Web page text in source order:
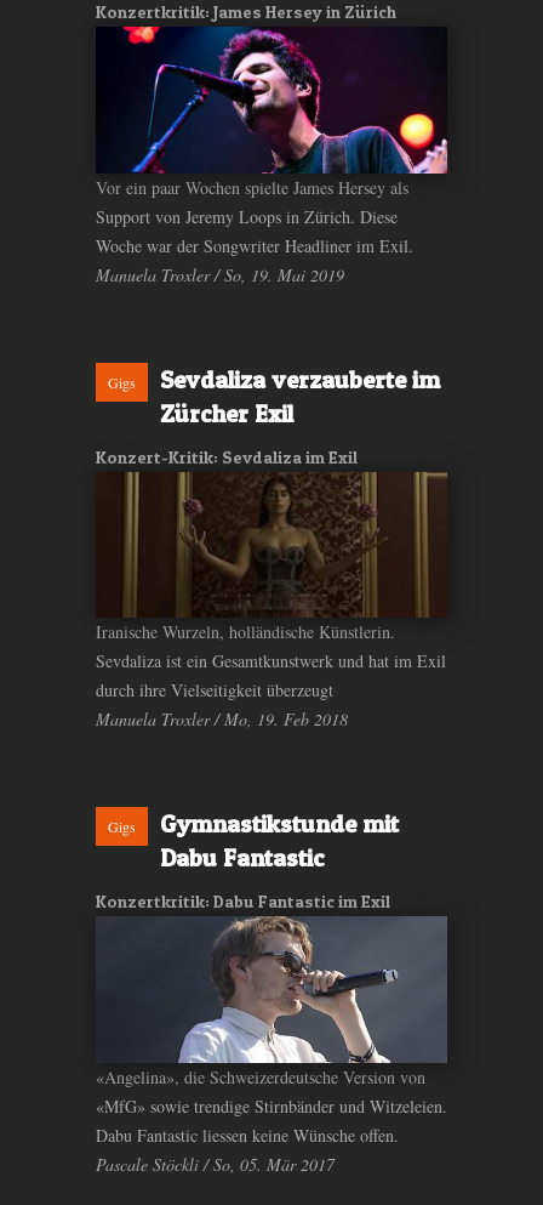
Konzertkritik: James Hersey in Zürich
Vor ein paar Wochen spielte James Hersey als
Support von Jeremy Loops in Zürich. Diese
Woche war der Songwriter Headliner im Exil.
Manuela Troxler / So, 19. Mai 2019
Gigs
Sevdaliza verzauberte im
Zürcher Exil
Konzert-Kritik: Sevdaliza im Exil
Iranische Wurzeln, holländische Künstlerin.
Sevdaliza ist ein Gesamtkunstwerk und hat im Exil
durch ihre Vielseitigkeit überzeugt
Manuela Troxler / Mo, 19. Feb 2018
Gigs
Gymnastikstunde mit
Dabu Fantastic
Konzertkritik: Dabu Fantastic im Exil
«Angelina», die Schweizerdeutsche Version von
«MfG» sowie trendige Stirnbänder und Witzeleien.
Dabu Fantastic liessen keine Wünsche offen.
Pascale Stöckli / So, 05. Mär 2017